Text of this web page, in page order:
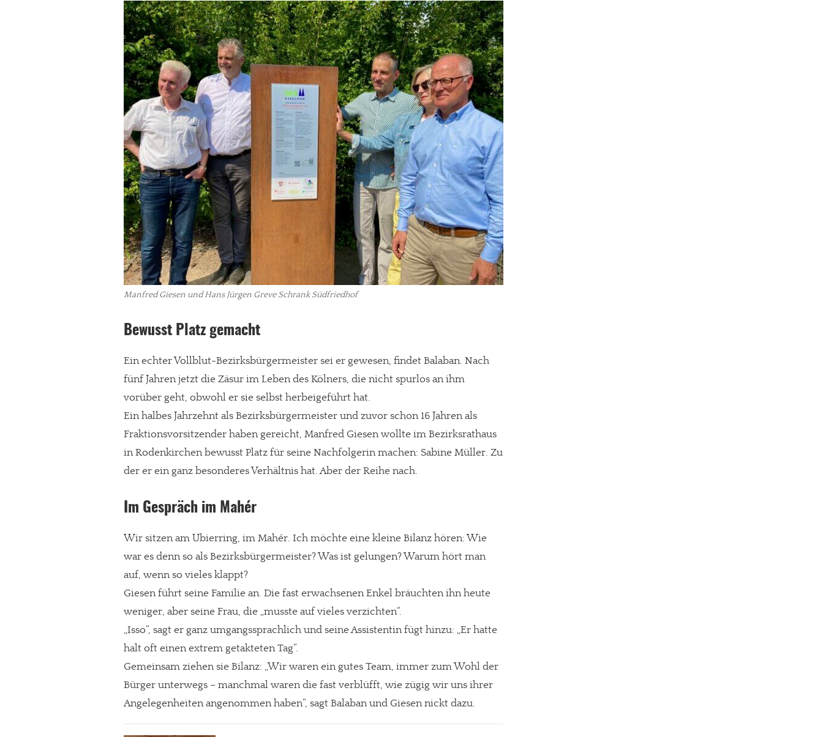
In eigener Sache
Dir gefällt unsere Arbeit?
meinesuedstadt.de finanziert sich durch Partnerprofile und Werbung. Beide Einnahmequellen sind in den letzten Monaten stark zurückgegangen.
Solltest Du unsere unabhängige Berichterstattung schätzen, kannst Du uns mit einer kleinen Spende unterstützen.
JETZT SPENDEN Schon erledigt!
Manfred Giesen und Hans Jürgen Greve Schrank Südfriedhof
Bewusst Platz gemacht
Ein echter Vollblut-Bezirksbürgermeister sei er gewesen, findet Balaban. Nach
fünf Jahren jetzt die Zäsur im Leben des Kölners, die nicht spurlos an ihm
vorüber geht, obwohl er sie selbst herbeigeführt hat.
Ein halbes Jahrzehnt als Bezirksbürgermeister und zuvor schon 16 Jahren als
Fraktionsvorsitzender haben gereicht, Manfred Giesen wollte im Bezirksrathaus
in Rodenkirchen bewusst Platz für seine Nachfolgerin machen: Sabine Müller. Zu
der er ein ganz besonderes Verhältnis hat. Aber der Reihe nach.
Im Gespräch im Mahér
Wir sitzen am Ubierring, im Mahér. Ich möchte eine kleine Bilanz hören: Wie
war es denn so als Bezirksbürgermeister? Was ist gelungen? Warum hört man
auf, wenn so vieles klappt?
Giesen führt seine Familie an. Die fast erwachsenen Enkel bräuchten ihn heute
weniger, aber seine Frau, die „musste auf vieles verzichten“.
„Isso“, sagt er ganz umgangssprachlich und seine Assistentin fügt hinzu: „Er hatte
halt oft einen extrem getakteten Tag“.
Gemeinsam ziehen sie Bilanz: „Wir waren ein gutes Team, immer zum Wohl der
Bürger unterwegs – manchmal waren die fast verblüfft, wie zügig wir uns ihrer
Angelegenheiten angenommen haben“, sagt Balaban und Giesen nickt dazu.